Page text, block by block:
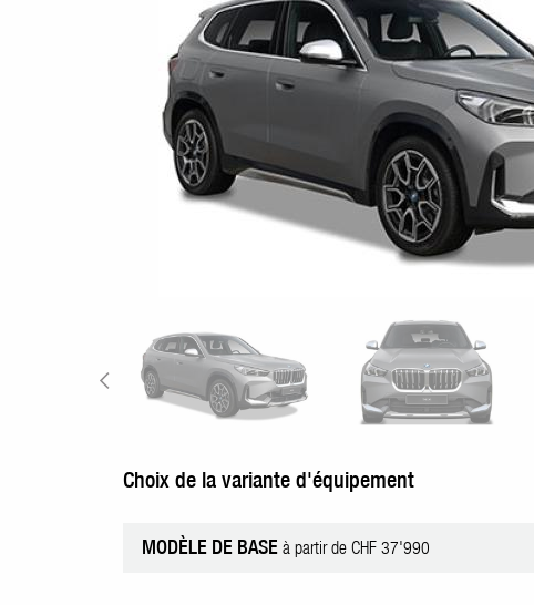
Choix de la variante d'équipement
MODÈLE DE BASE à partir de CHF 37'990